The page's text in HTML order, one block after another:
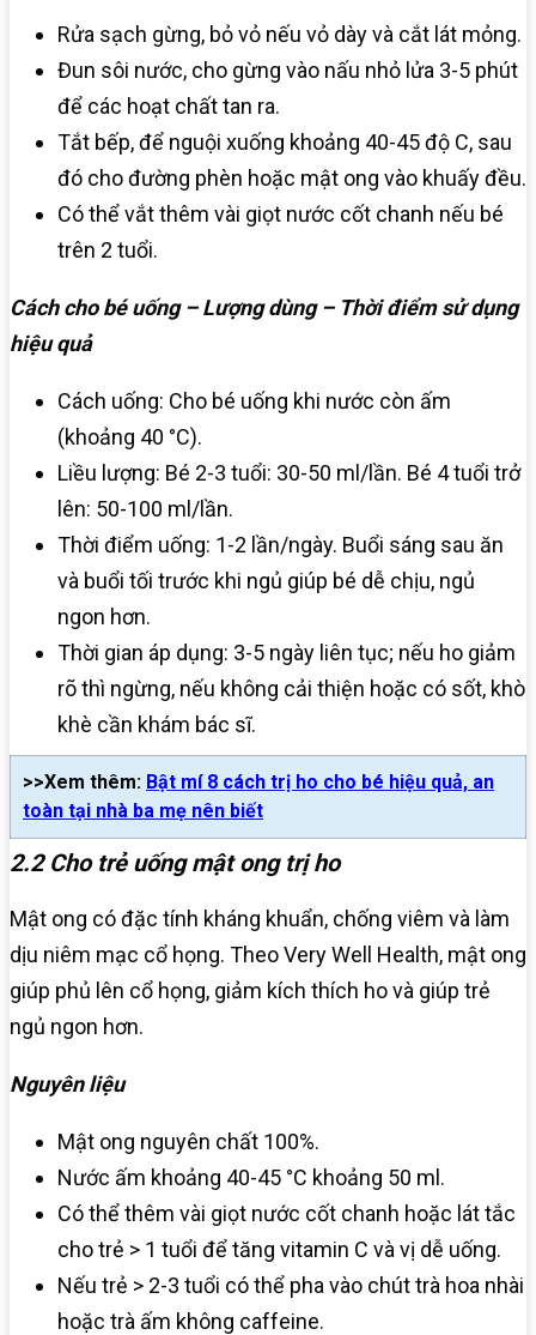
Rửa sạch gừng, bỏ vỏ nếu vỏ dày và cắt lát mỏng.
Đun sôi nước, cho gừng vào nấu nhỏ lửa 3-5 phút
để các hoạt chất tan ra.
Tắt bếp, để nguội xuống khoảng 40-45 độ C, sau
đó cho đường phèn hoặc mật ong vào khuấy đều.
Có thể vắt thêm vài giọt nước cốt chanh nếu bé
trên 2 tuổi.
Cách cho bé uống – Lượng dùng – Thời điểm sử dụng
hiệu quả
Cách uống: Cho bé uống khi nước còn ấm
(khoảng 40 °C).
Liều lượng: Bé 2-3 tuổi: 30-50 ml/lần. Bé 4 tuổi trở
lên: 50-100 ml/lần.
Thời điểm uống: 1-2 lần/ngày. Buổi sáng sau ăn
và buổi tối trước khi ngủ giúp bé dễ chịu, ngủ
ngon hơn.
Thời gian áp dụng: 3-5 ngày liên tục; nếu ho giảm
rõ thì ngừng, nếu không cải thiện hoặc có sốt, khò
khè cần khám bác sĩ.
>>Xem thêm: Bật mí 8 cách trị ho cho bé hiệu quả, an
toàn tại nhà ba mẹ nên biết
2.2 Cho trẻ uống mật ong trị ho
Mật ong có đặc tính kháng khuẩn, chống viêm và làm
dịu niêm mạc cổ họng. Theo Very Well Health, mật ong
giúp phủ lên cổ họng, giảm kích thích ho và giúp trẻ
ngủ ngon hơn.
Nguyên liệu
Mật ong nguyên chất 100%.
Nước ấm khoảng 40-45 °C khoảng 50 ml.
Có thể thêm vài giọt nước cốt chanh hoặc lát tắc
cho trẻ > 1 tuổi để tăng vitamin C và vị dễ uống.
Nếu trẻ > 2-3 tuổi có thể pha vào chút trà hoa nhài
hoặc trà ấm không caffeine.